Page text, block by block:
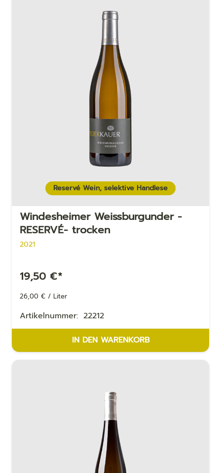
Reservé Wein, selektive Handlese
Windesheimer Weiss­bur­gun­der -
RESERVÉ- trocken
2021
19,50 €*
26,00 € / Liter
Artikelnummer: 22212
IN DEN WARENKORB